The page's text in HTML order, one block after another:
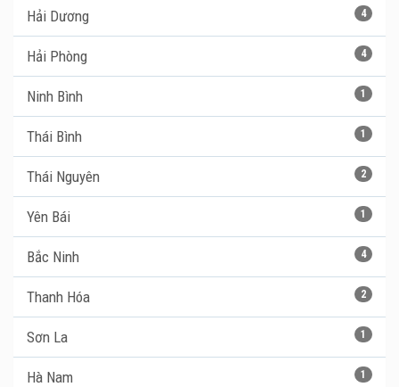
4
Hải Dương
4
Hải Phòng
1
Ninh Bình
1
Thái Bình
2
Thái Nguyên
1
Yên Bái
4
Bắc Ninh
2
Thanh Hóa
1
Sơn La
1
Hà Nam